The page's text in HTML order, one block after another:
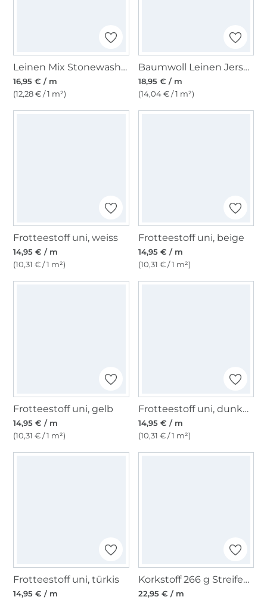
Leinen Mix Stonewashed, wollweiss
16,95 € / m
(12,28 € / 1 m²)
Baumwoll Leinen Jersey, natur
18,95 € / m
(14,04 € / 1 m²)
Frotteestoff uni, weiss
14,95 € / m
(10,31 € / 1 m²)
Frotteestoff uni, beige
14,95 € / m
(10,31 € / 1 m²)
Frotteestoff uni, gelb
14,95 € / m
(10,31 € / 1 m²)
Frotteestoff uni, dunkeltaupe
14,95 € / m
(10,31 € / 1 m²)
Frotteestoff uni, türkis
14,95 € / m
Korkstoff 266 g Streifen, Birkenrinde
22,95 € / m